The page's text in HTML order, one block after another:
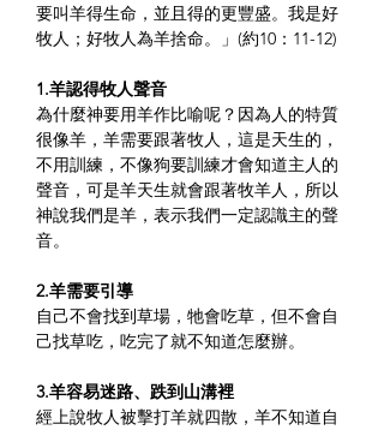
要叫羊得生命，並且得的更豐盛。我是好
牧人；好牧人為羊捨命。」(約10：11-12)
1.羊認得牧人聲音
為什麼神要用羊作比喻呢？因為人的特質
很像羊，羊需要跟著牧人，這是天生的，
不用訓練，不像狗要訓練才會知道主人的
聲音，可是羊天生就會跟著牧羊人，所以
神說我們是羊，表示我們一定認識主的聲
音。
2.羊需要引導
自己不會找到草場，牠會吃草，但不會自
己找草吃，吃完了就不知道怎麼辦。
3.羊容易迷路、跌到山溝裡
經上說牧人被擊打羊就四散，羊不知道自